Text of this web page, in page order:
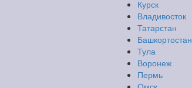
Курск
Владивосток
Татарстан
Башкортостан
Тула
Воронеж
Пермь